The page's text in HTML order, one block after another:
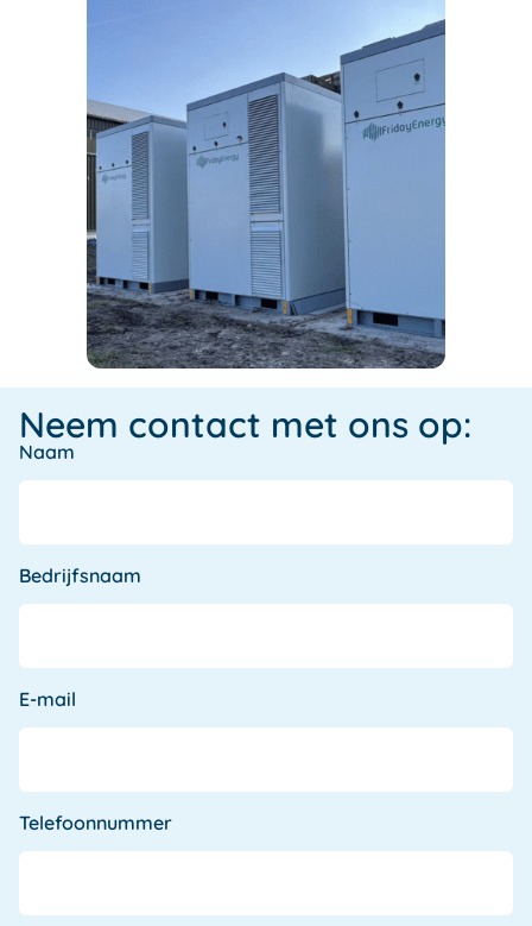
Neem contact met ons op:
Naam
Bedrijfsnaam
E-mail
Telefoonnummer